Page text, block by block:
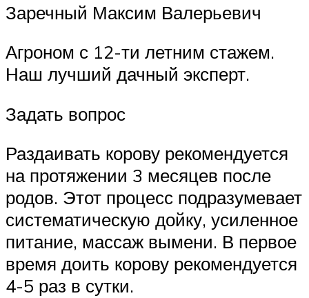
Заречный Максим Валерьевич
Агроном с 12-ти летним стажем.
Наш лучший дачный эксперт.
Задать вопрос
Раздаивать корову рекомендуется
на протяжении 3 месяцев после
родов. Этот процесс подразумевает
систематическую дойку, усиленное
питание, массаж вымени. В первое
время доить корову рекомендуется
4-5 раз в сутки.